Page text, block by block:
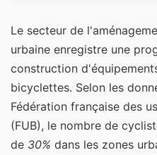
Le secteur de
urbaine enregistre une
construction
bicyclettes. Selon les
Fédération française des
(FUB), le nombre de
de 30% dans les zones